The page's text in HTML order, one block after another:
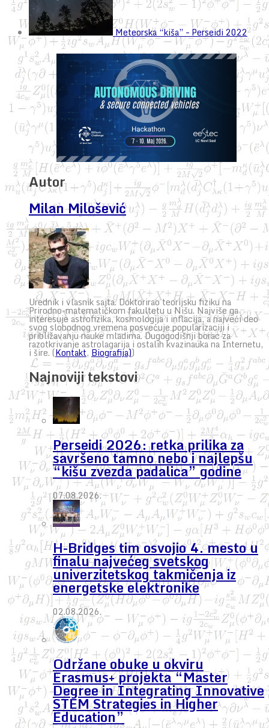
Meteorska “kiša” – Perseidi 2022
Autor
Milan Milošević
Urednik i vlasnik sajta. Doktorirao teorijsku fiziku na
Prirodno-matematičkom fakultetu u Nišu. Najviše ga
interesuje astrofizika, kosmologija i inflacija, a najveći deo
svog slobodnog vremena posvećuje popularizaciji i
približavanju nauke mladima. Dugogodišnji borac za
razotkrivanje astrolagarija i ostalih kvazinauka na Internetu,
i šire. (Kontakt, Biografija))
Najnoviji tekstovi
Perseidi 2026: retka prilika za
savršeno tamno nebo i najlepšu
“kišu zvezda padalica” godine
07.08.2026.
H-Bridges tim osvojio 4. mesto u
finalu najvećeg svetskog
univerzitetskog takmičenja iz
energetske elektronike
02.08.2026.
Održane obuke u okviru
Erasmus+ projekta “Master
Degree in Integrating Innovative
STEM Strategies in Higher
Education”